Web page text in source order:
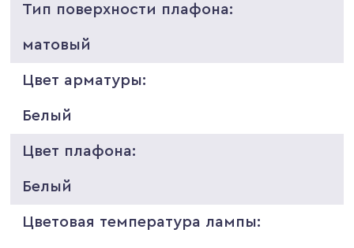
Тип поверхности плафона:
матовый
Цвет арматуры:
Белый
Цвет плафона:
Белый
Цветовая температура лампы: